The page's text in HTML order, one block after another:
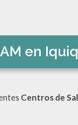
en
Centros de